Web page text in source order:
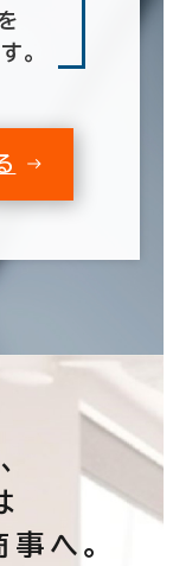
。
へ。